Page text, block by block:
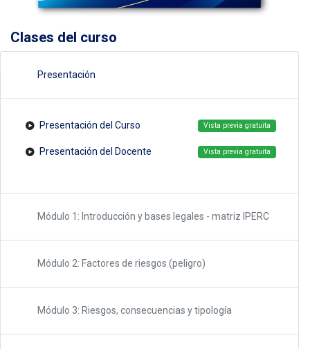
Clases del curso
Presentación
Presentación del Curso Vista previa gratuita
Presentación del Docente Vista previa gratuita
Módulo 1: Introducción y bases legales - matriz IPERC
Módulo 2: Factores de riesgos (peligro)
Módulo 3: Riesgos, consecuencias y tipología